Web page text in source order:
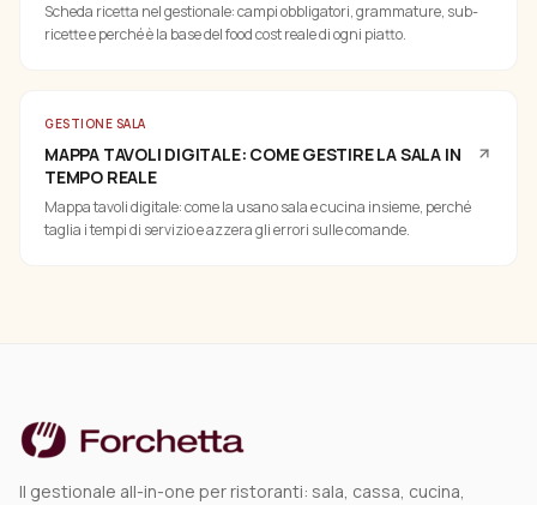
Scheda ricetta nel gestionale: campi obbligatori, grammature, sub-
ricette e perché è la base del food cost reale di ogni piatto.
GESTIONE SALA
MAPPA TAVOLI DIGITALE: COME GESTIRE LA SALA IN
TEMPO REALE
Mappa tavoli digitale: come la usano sala e cucina insieme, perché
taglia i tempi di servizio e azzera gli errori sulle comande.
Il gestionale all-in-one per ristoranti: sala, cassa, cucina,